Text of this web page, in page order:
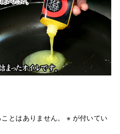
とはありません。 ※ が付いてい